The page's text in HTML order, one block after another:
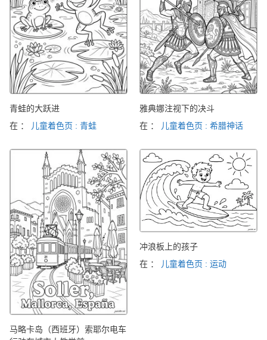
青蛙的大跃进
在 ：
儿童着色页 : 青蛙
雅典娜注视下的决斗
在 ：
儿童着色页 : 希腊神话
马略卡岛（西班牙）索耶尔电车
冲浪板上的孩子
在 ：
儿童着色页 : 运动